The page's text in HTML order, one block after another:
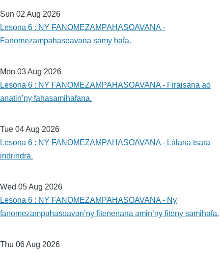
Sun 02 Aug 2026
Lesona 6 : NY FANOMEZAMPAHASOAVANA -
Fanomezampahasoavana samy hafa.
Mon 03 Aug 2026
Lesona 6 : NY FANOMEZAMPAHASOAVANA - Firaisana ao
anatin’ny fahasamihafana.
Tue 04 Aug 2026
Lesona 6 : NY FANOMEZAMPAHASOAVANA - Làlana tsara
indrindra.
Wed 05 Aug 2026
Lesona 6 : NY FANOMEZAMPAHASOAVANA - Ny
fanomezampahasoavan’ny fitenenana amin’ny fiteny samihafa.
Thu 06 Aug 2026